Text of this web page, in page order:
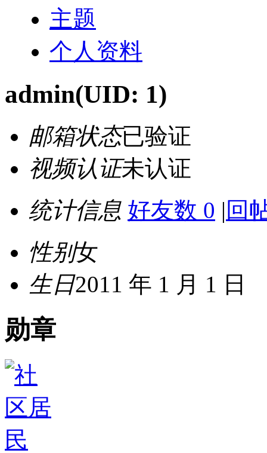
主题
个人资料
admin(UID: 1)
邮箱状态已验证
视频认证未认证
统计信息 好友数 0 | 回
性别女
生日2011 年 1 月 1 日
勋章